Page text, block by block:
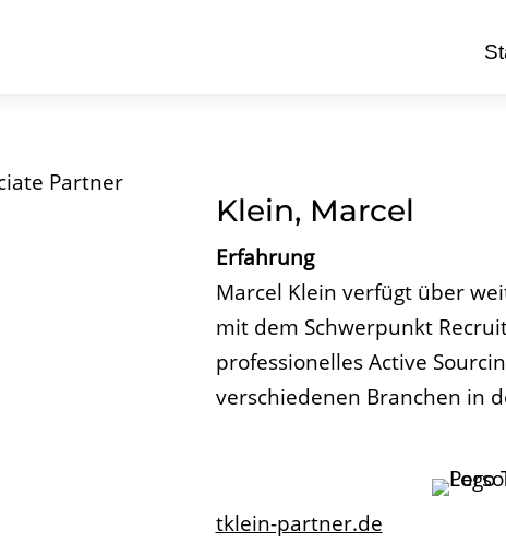
Klein, Marcel
Erfahrung
Marcel Klein verfügt über
mit dem Schwerpunkt
professionelles Active
verschiedenen Branchen in
tklein-partner.de